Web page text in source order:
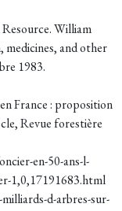
William
and other
1983.
France : proposition
Revue forestière
en-50-ans-l-
1,0,17191683.html
d-arbres-sur-